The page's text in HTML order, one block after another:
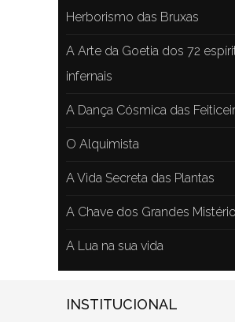
Herborismo das Bruxas
A Arte da Goetia dos 72
infernais
A Dança Cósmica das
O Alquimista
A Vida Secreta das Plantas
A Chave dos Grandes
A Lua na sua vida
INSTITUCIONAL